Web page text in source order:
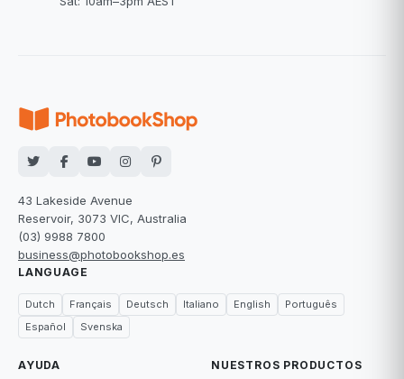
43 Lakeside Avenue
Reservoir, 3073 VIC, Australia
(03) 9988 7800
business@photobookshop.es
LANGUAGE
Dutch Français Deutsch Italiano English
Português
Español
Svenska
AYUDA NUESTROS PRODUCTOS